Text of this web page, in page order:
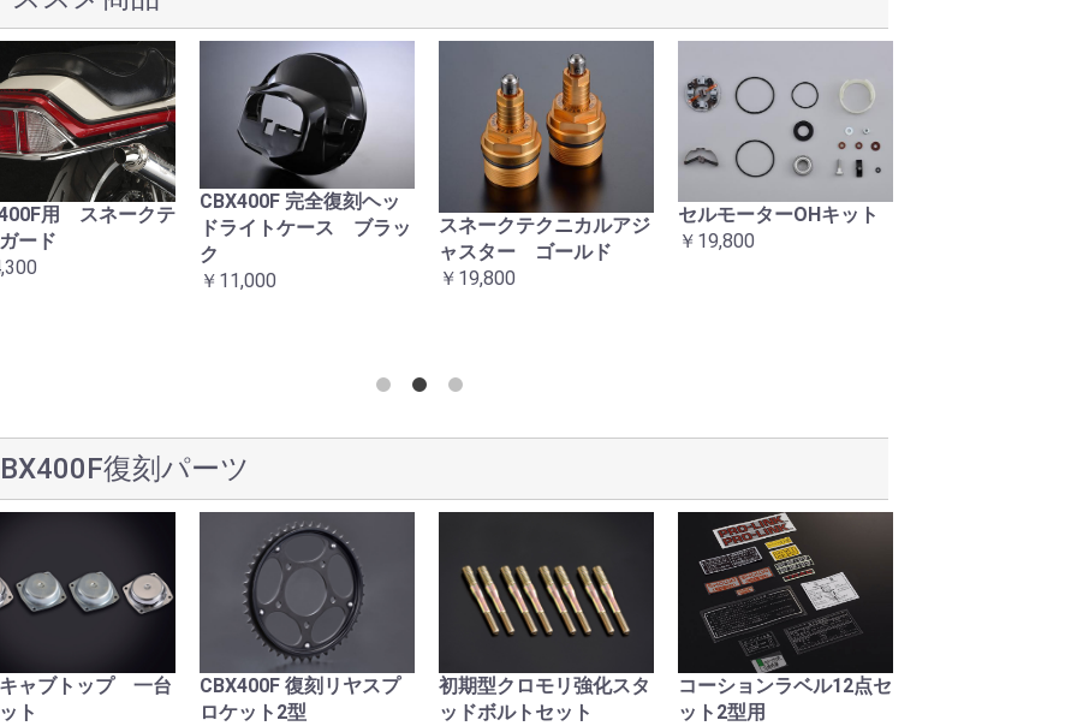
用 スネークテ
ード
CBX400F 完全復刻ヘッ
ドライトケース ブラッ
ク
￥11,000
スネークテクニカルアジ
ャスター ゴールド
￥19,800
セルモーターOHキット
￥19,800
復刻パーツ
ャブトップ 一台
ト
CBX400F 復刻リヤスプ
ロケット2型
初期型クロモリ強化スタ
ッドボルトセット
コーションラベル12点セ
ット2型用